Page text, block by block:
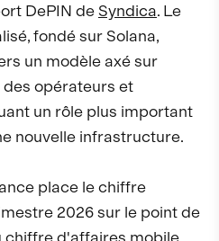
DePIN deSyndica. Le
fondé sur Solana,
un modèle axé sur
opérateurs et
un rôle plus important
nouvelle infrastructure.
place le chiffre
2026 sur le point de
chiffre d'affaires mobile